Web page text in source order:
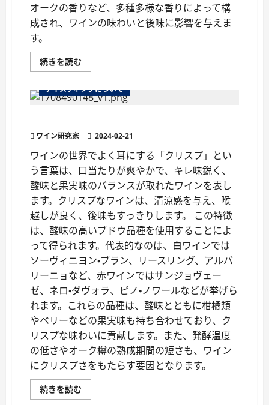
オークの香りなど、多種多様な香りによって構
成され、ワインの味わいと後味に影響を与えま
す。
続きを読む
イ
「ブ
ー
な
に
つ
い
て
さ
ら
に
読
む
テイスティングについて
ワイン研究家 2024-02-21
ワインの世界でよく耳にする「クリスプ」とい
う言葉は、口当たりが爽やかで、キレ味鋭く、
酸味と果実味のバランスが取れたワインを表し
ます。クリスプなワインは、清涼感を与え、喉
越しが良く、後味もすっきりします。 この特徴
は、酸味の高いブドウ品種を使用することによ
って得られます。代表的なのは、白ワインでは
ソーヴィニヨン・ブラン、リースリング、アルバ
リーニョなど、赤ワインではサンジョヴェー
ゼ、ネロ・ダヴォラ、ピノ・ノワールなどが挙げら
れます。これらの品種は、酸味とともに柑橘類
やベリーなどの果実味も持ち合わせており、ク
リスプな味わいに貢献します。また、発酵温度
の低さやオーク樽の熟成期間の短さも、ワイン
にクリスプさをもたらす要因となります。
続きを読む
イ